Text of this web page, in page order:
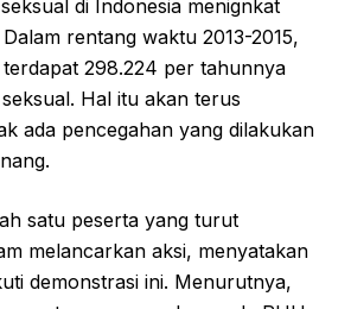
di Indonesia menignkat
rentang waktu 2013-2015,
298.224 per tahunnya
Hal itu akan terus
ada pencegahan yang dilakukan
satu peserta yang turut
melancarkan aksi, menyatakan
demonstrasi ini. Menurutnya,